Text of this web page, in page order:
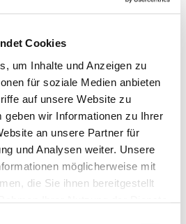
Cookies
um Inhalte und Anzeigen zu
für soziale Medien anbieten
auf unsere Website zu
geben wir Informationen zu Ihrer
an unsere Partner für
und Analysen weiter. Unsere
möglicherweise mit
die Sie ihnen bereitgestellt
verkaufen
- ohne Programmierkenntnisse